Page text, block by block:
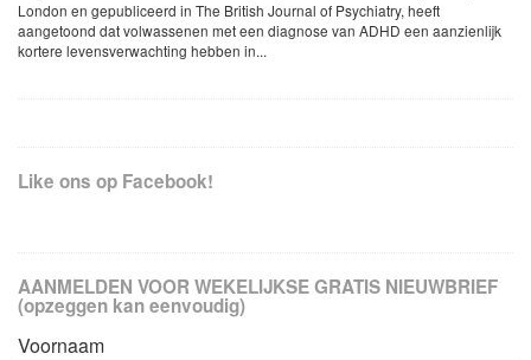
London en gepubliceerd in The British Journal of Psychiatry, heeft
aangetoond dat volwassenen met een diagnose van ADHD een aanzienlijk
kortere levensverwachting hebben in...
Like ons op Facebook!
AANMELDEN VOOR WEKELIJKSE GRATIS NIEUWBRIEF
(opzeggen kan eenvoudig)
Voornaam